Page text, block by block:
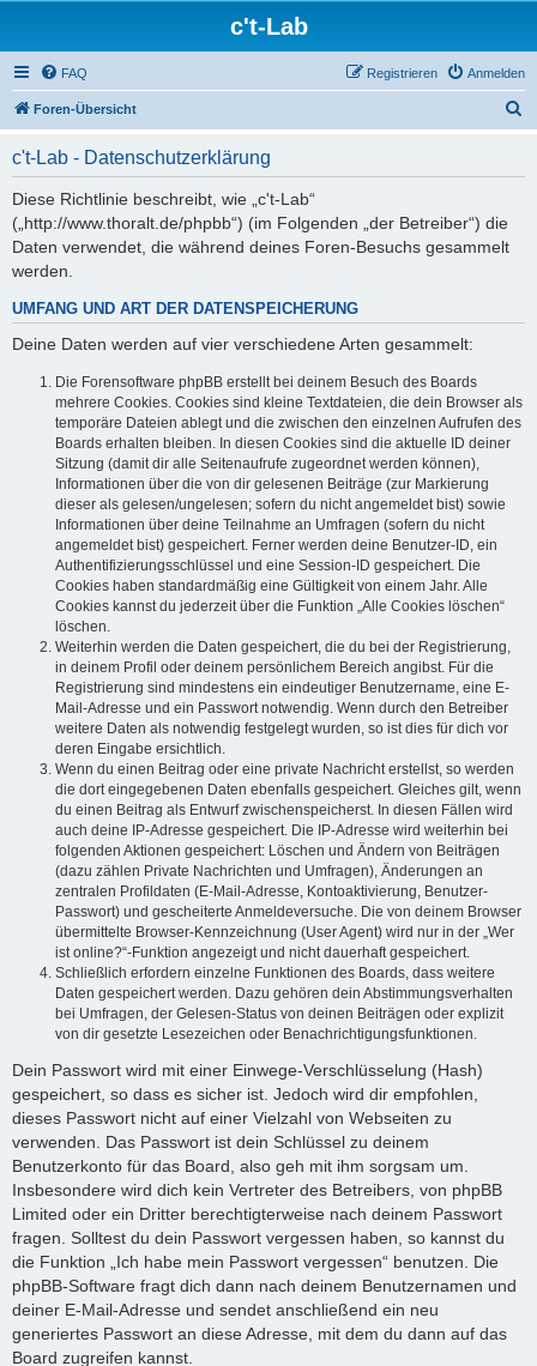
c't-Lab
FAQ Anmelden
Registrieren
Foren-Übersicht
c't-Lab - Datenschutzerklärung
Diese Richtlinie beschreibt, wie „c't-Lab“
(„http://www.thoralt.de/phpbb“) (im Folgenden „der Betreiber“) die
Daten verwendet, die während deines Foren-Besuchs gesammelt
werden.
UMFANG UND ART DER DATENSPEICHERUNG
Deine Daten werden auf vier verschiedene Arten gesammelt:
Die Forensoftware phpBB erstellt bei deinem Besuch des Boards
mehrere Cookies. Cookies sind kleine Textdateien, die dein Browser als
temporäre Dateien ablegt und die zwischen den einzelnen Aufrufen des
Boards erhalten bleiben. In diesen Cookies sind die aktuelle ID deiner
Sitzung (damit dir alle Seitenaufrufe zugeordnet werden können),
Informationen über die von dir gelesenen Beiträge (zur Markierung
dieser als gelesen/ungelesen; sofern du nicht angemeldet bist) sowie
Informationen über deine Teilnahme an Umfragen (sofern du nicht
angemeldet bist) gespeichert. Ferner werden deine Benutzer-ID, ein
Authentifizierungsschlüssel und eine Session-ID gespeichert. Die
Cookies haben standardmäßig eine Gültigkeit von einem Jahr. Alle
Cookies kannst du jederzeit über die Funktion „Alle Cookies löschen“
löschen.
Weiterhin werden die Daten gespeichert, die du bei der Registrierung,
in deinem Profil oder deinem persönlichem Bereich angibst. Für die
Registrierung sind mindestens ein eindeutiger Benutzername, eine E-
Mail-Adresse und ein Passwort notwendig. Wenn durch den Betreiber
weitere Daten als notwendig festgelegt wurden, so ist dies für dich vor
deren Eingabe ersichtlich.
Wenn du einen Beitrag oder eine private Nachricht erstellst, so werden
die dort eingegebenen Daten ebenfalls gespeichert. Gleiches gilt, wenn
du einen Beitrag als Entwurf zwischenspeicherst. In diesen Fällen wird
auch deine IP-Adresse gespeichert. Die IP-Adresse wird weiterhin bei
folgenden Aktionen gespeichert: Löschen und Ändern von Beiträgen
(dazu zählen Private Nachrichten und Umfragen), Änderungen an
zentralen Profildaten (E-Mail-Adresse, Kontoaktivierung, Benutzer-
Passwort) und gescheiterte Anmeldeversuche. Die von deinem Browser
übermittelte Browser-Kennzeichnung (User Agent) wird nur in der „Wer
ist online?“-Funktion angezeigt und nicht dauerhaft gespeichert.
Schließlich erfordern einzelne Funktionen des Boards, dass weitere
Daten gespeichert werden. Dazu gehören dein Abstimmungsverhalten
bei Umfragen, der Gelesen-Status von deinen Beiträgen oder explizit
von dir gesetzte Lesezeichen oder Benachrichtigungsfunktionen.
Dein Passwort wird mit einer Einwege-Verschlüsselung (Hash)
gespeichert, so dass es sicher ist. Jedoch wird dir empfohlen,
dieses Passwort nicht auf einer Vielzahl von Webseiten zu
verwenden. Das Passwort ist dein Schlüssel zu deinem
Benutzerkonto für das Board, also geh mit ihm sorgsam um.
Insbesondere wird dich kein Vertreter des Betreibers, von phpBB
Limited oder ein Dritter berechtigterweise nach deinem Passwort
fragen. Solltest du dein Passwort vergessen haben, so kannst du
die Funktion „Ich habe mein Passwort vergessen“ benutzen. Die
phpBB-Software fragt dich dann nach deinem Benutzernamen und
deiner E-Mail-Adresse und sendet anschließend ein neu
generiertes Passwort an diese Adresse, mit dem du dann auf das
Board zugreifen kannst.